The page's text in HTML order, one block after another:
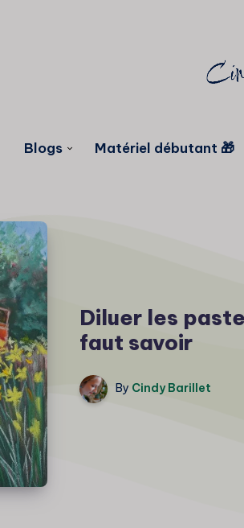
Blogs Matériel débutant 🎁
Diluer les
faut savoir
By Cindy Barillet